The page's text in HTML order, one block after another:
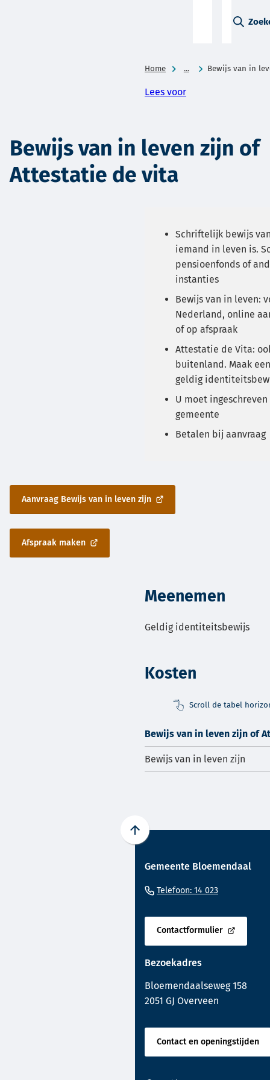
Home ... Bewijs van in
Lees voor
Bewijs van in leven zijn of
Attestatie de vita
Schriftelijk bewijs
iemand in leven is.
pensioenfonds of
instanties
Bewijs van in leven:
Nederland, online
of op afspraak
Attestatie de Vita:
buitenland. Maak
geldig
U moet
gemeente
Betalen bij aanvraag
Aanvraag Bewijs van in leven zijn
(Verwijst
een
externe
website)
Afspraak maken
(Verwijst
Meenemen
Geldig identiteitsbewijs
Kosten
Scroll de tabel
Bewijs van in leven zijn of
Bewijs van in leven zijn
Scroll
boven
het
de
paginainhoud
Gemeente Bloemendaal
Telefoon: 14 023(Verwijst
een
Contactformulier
(Verwijst
een
website)
Bezoekadres
Bloemendaalseweg 158
2051 GJ Overveen
Contact en openingstijden